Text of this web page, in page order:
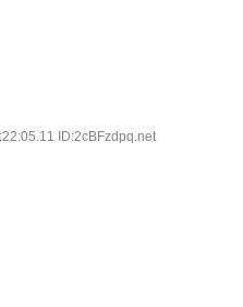
ID:2cBFzdpq.net